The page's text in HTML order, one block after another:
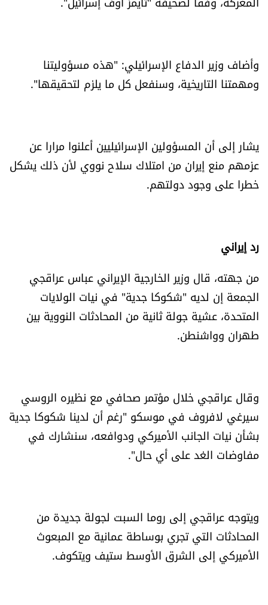
الرياضة
حظّك اليوم
فيديو
شروط الاستخدام
شروط الإشتراك
Digital solutions by
وأضاف وزير الدفاع الإسرائيلي: "هذه مسؤوليتنا
ومهمتنا التاريخية، وسنفعل كل ما يلزم لتحقيقها".
يشار إلى أن المسؤولين الإسرائيليين أعلنوا مرارا عن
عزمهم منع إيران من امتلاك سلاح نووي لأن ذلك يشكل
خطرا على وجود دولتهم.
رد إيراني
من جهته، قال وزير الخارجية الإيراني عباس عراقجي
الجمعة إن لديه "شكوكا جدية" في نيات الولايات
المتحدة، عشية جولة ثانية من المحادثات النووية بين
طهران وواشنطن.
وقال عراقجي خلال مؤتمر صحافي مع نظيره الروسي
سيرغي لافروف في موسكو "رغم أن لدينا شكوكا جدية
بشأن نيات الجانب الأميركي ودوافعه، سنشارك في
مفاوضات الغد على أي حال".
ويتوجه عراقجي إلى روما السبت لجولة جديدة من
المحادثات التي تجري بوساطة عمانية مع المبعوث
الأميركي إلى الشرق الأوسط ستيف ويتكوف.